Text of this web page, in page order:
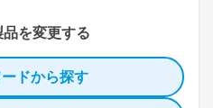
を変更する
ドから探す